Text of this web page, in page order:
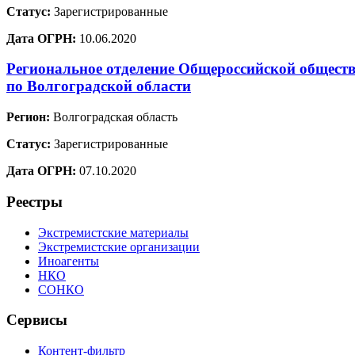
Статус: Зарегистрированные
Дата ОГРН: 10.06.2020
Региональное отделение Общероссийской
по Волгоградской области
Регион: Волгоградская область
Статус: Зарегистрированные
Дата ОГРН: 07.10.2020
Реестры
Экстремистские материалы
Экстремистские организации
Иноагенты
НКО
СОНКО
Сервисы
Контент-фильтр